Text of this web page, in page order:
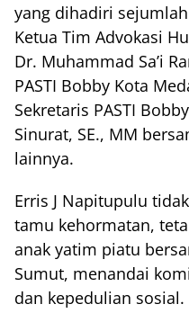
yang dihadiri
Ketua Tim Advokasi
Dr. Muhammad Sa’i
PASTI Bobby Kota
Sekretaris PASTI
Sinurat, SE., MM
lainnya.
Erris J Napitupulu
tamu kehormatan,
anak yatim piatu
Sumut, menandai
dan kepedulian sosial.